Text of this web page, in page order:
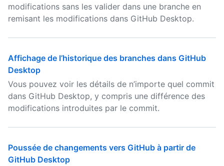
modifications sans les valider dans une branche en
remisant les modifications dans GitHub Desktop.
Affichage de l’historique des branches dans GitHub
Desktop
Vous pouvez voir les détails de n’importe quel commit
dans GitHub Desktop, y compris une différence des
modifications introduites par le commit.
Poussée de changements vers GitHub à partir de
GitHub Desktop